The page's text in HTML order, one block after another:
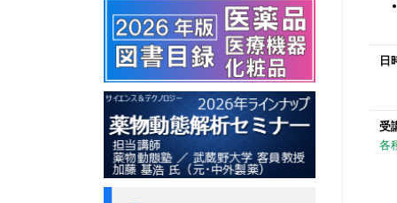
日
受
各